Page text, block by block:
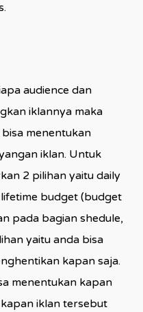
audience dan
iklannya maka
menentukan
iklan. Untuk
2 pilihan yaitu daily
budget (budget
pada bagian shedule,
yaitu anda bisa
kapan saja.
menentukan kapan
iklan tersebut